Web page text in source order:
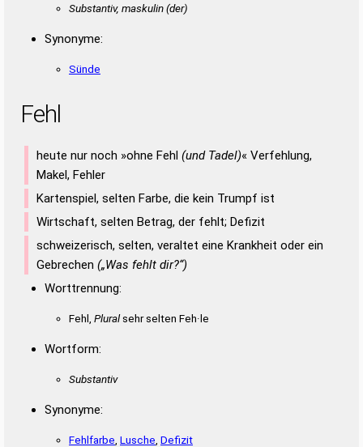
Substantiv, maskulin(der)
Synonyme:
Sünde
Fehl
heute nur noch »ohne Fehl (und Tadel)« Verfehlung,
Makel, Fehler
Kartenspiel, selten Farbe, die kein Trumpf ist
Wirtschaft, selten Betrag, der fehlt; Defizit
schweizerisch, selten, veraltet eine Krankheit oder ein
Gebrechen („Was fehlt dir?“)
Worttrennung:
Fehl, Pluralsehr selten Feh·le
Wortform:
Substantiv
Synonyme:
Fehlfarbe Lusche Defizit